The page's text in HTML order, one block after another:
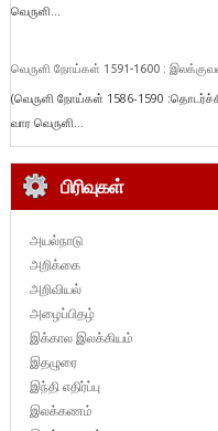
வெருளி...
வெருளி நோய்கள் 1591-1600 :
(வெருளி நோய்கள் 1586-1590
வார வெருளி...
பிரிவுகள்
அயல்நாடு
அறிக்கை
அறிவியல்
அழைப்பிதழ்
இக்கால இலக்கியம்
இதழுரை
இந்தி எதிர்ப்பு
இலக்கணம்